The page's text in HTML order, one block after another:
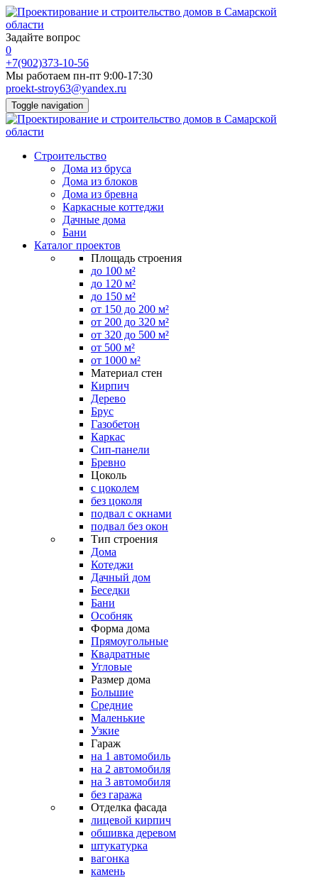
Задайте вопрос
0
+7(902)373-10-56
Мы работаем пн-пт 9:00-17:30
proekt-stroy63@yandex.ru
Toggle navigation
Строительство
Дома из бруса
Дома из блоков
Дома из бревна
Каркасные коттеджи
Дачные дома
Бани
Каталог проектов
Площадь строения
до 100 м²
до 120 м²
до 150 м²
от 150 до 200 м²
от 200 до 320 м²
от 320 до 500 м²
от 500 м²
от 1000 м²
Материал стен
Кирпич
Дерево
Брус
Газобетон
Каркас
Сип-панели
Бревно
Цоколь
с цоколем
без цоколя
подвал с окнами
подвал без окон
Тип строения
Дома
Котеджи
Дачный дом
Беседки
Бани
Особняк
Форма дома
Прямоугольные
Квадратные
Угловые
Размер дома
Большие
Средние
Маленькие
Узкие
Гараж
на 1 автомобиль
на 2 автомобиля
на 3 автомобиля
без гаража
Отделка фасада
лицевой кирпич
обшивка деревом
штукатурка
вагонка
камень